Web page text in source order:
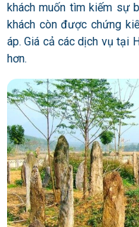
khách muốn tìm kiếm sự
khách còn được chứng
áp. Giá cả các dịch vụ tại
hơn.